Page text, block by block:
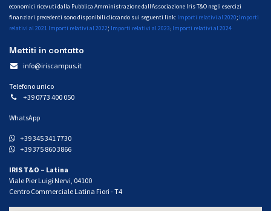
economici ricevuti dalla Pubblica Amministrazione dall’Associazione Iris T&O negli esercizi
finanziari precedenti sono disponibili cliccando sui seguenti link: Importi relativi al 2020; Importi
relativi al 2021 Importi relativi al 2022; Importi relativi al 2023; Importi relativi al 2024
Mettiti in contatto
info@iriscampus.it
Telefono unico
+39 0773 400 050
WhatsApp
+39 345 341 7730
+39 375 860 3866
IRIS T&O – Latina
Viale Pier Luigi Nervi, 04100
Centro Commerciale Latina Fiori - T4